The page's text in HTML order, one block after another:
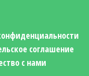
соглашение
с нами